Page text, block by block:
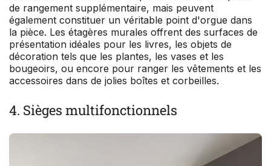
de rangement supplémentaire, mais peuvent
également constituer un véritable point d'orgue dans
la pièce. Les étagères murales offrent des surfaces de
présentation idéales pour les livres, les objets de
décoration tels que les plantes, les vases et les
bougeoirs, ou encore pour ranger les vêtements et les
accessoires dans de jolies boîtes et corbeilles.
4. Sièges multifonctionnels